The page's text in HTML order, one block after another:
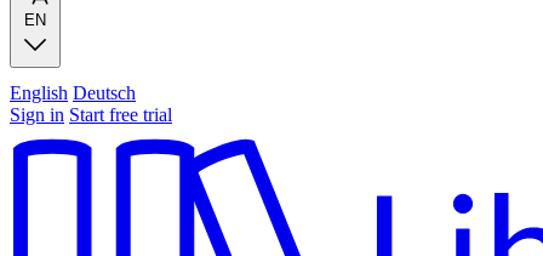
EN
English Deutsch
Sign in Start free trial